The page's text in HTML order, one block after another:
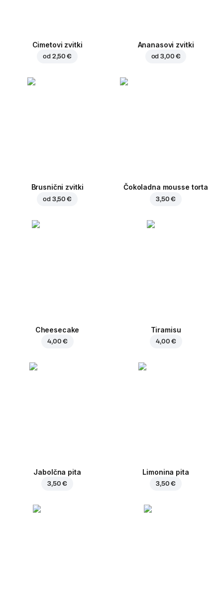
Cimetovi zvitki
od 2,50 €
Ananasovi zvitki
od3,00 €
Brusnični zvitki
od 3,50 €
Čokoladna mousse torta
3,50 €
Cheesecake
4,00 €
Tiramisu
4,00 €
Jabolčna pita
3,50 €
Limonina pita
3,50 €